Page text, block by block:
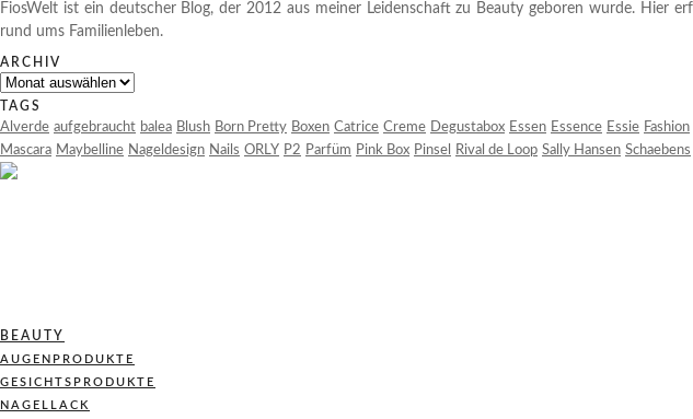
FiosWelt ist ein deutscher Blog, der 2012 aus meiner Leidenschaft zu Beauty geboren wurde. Hier
rund ums Familienleben.
ARCHIV
Archiv
TAGS
Alverde aufgebraucht balea Blush Born Pretty Boxen Catrice Creme Degustabox Essen Essence Essie Fashion
Mascara Maybelline Nageldesign Nails ORLY P2 Parfüm Pink Box Pinsel Rival de Loop Sally Hansen Schaebens
BEAUTY
AUGENPRODUKTE
GESICHTSPRODUKTE
NAGELLACK